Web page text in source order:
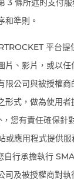
3 條所述的支付
和準則。
平台提
片、影片，或以
限公司與被授權
形式，做為使用者
您有責任確保針
或應用程式提供
自行承擔執行
司及被授權商對